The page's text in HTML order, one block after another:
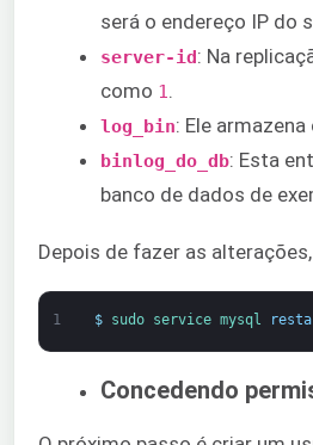
será o endereço IP do
server-id: Na
como 1
log_bin: Ele
binlog_do_db: Esta
banco de dados de
Depois de fazer as
1 $ sudo service mysql
Concedendo